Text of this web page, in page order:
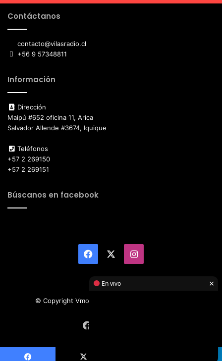
Contáctanos
contacto@vilasradio.cl
+56 9 57348811
Información
Dirección
Maipú #652 oficina 11, Arica
Salvador Allende #3674, Iquique
Teléfonos
+57 2 269150
+57 2 269151
Búscanos en facebook
Facebook Instagram
© Copyright Vmotor TI 2026, All Rights Reserved
En vivo ×